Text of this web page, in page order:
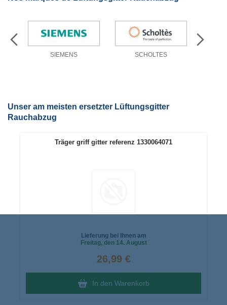
SIEMENS SCHOLTES
Unser am meisten ersetzter Lüftungsgitter
Rauchabzug
Träger griff gitter referenz 1330064071
Lieferung bei Ihnen am
Freitag, den 14. August
26,99 €
In den Warenkorb